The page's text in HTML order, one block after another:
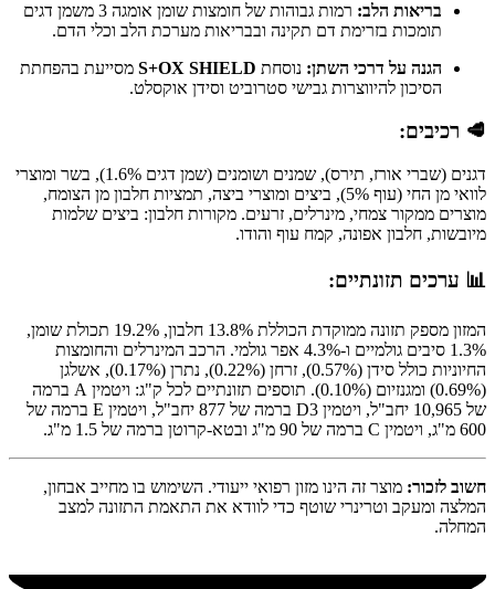
בריאות הלב:
רמות גבוהות של חומצות שומן אומגה 3 משמן דגים
תומכות בזרימת דם תקינה ובבריאות מערכת הלב וכלי הדם.
הגנה על דרכי השתן: נוסחת S+OX SHIELD מסייעת בהפחתת
הסיכון להיווצרות גבישי סטרוביט וסידן אוקסלט.
🥩 רכיבים:
דגנים (שברי אורז, תירס), שמנים ושומנים (שמן דגים 1.6%), בשר ומוצרי
לוואי מן החי (עוף 5%), ביצים ומוצרי ביצה, תמציות חלבון מן הצומח,
מוצרים ממקור צמחי, מינרלים, זרעים. מקורות חלבון: ביצים שלמות
מיובשות, חלבון אפונה, קמח עוף והודו.
📊 ערכים תזונתיים:
המזון מספק תזונה ממוקדת הכוללת 13.8% חלבון, 19.2% תכולת שומן,
1.3% סיבים גולמיים ו-4.3% אפר גולמי. הרכב המינרלים והחומצות
החיוניות כולל סידן (0.57%), זרחן (0.22%), נתרן (0.17%), אשלגן
(0.69%) ומגנזיום (0.10%). תוספים תזונתיים לכל ק"ג: ויטמין A ברמה
של 10,965 יחב"ל, ויטמין D3 ברמה של 877 יחב"ל, ויטמין E ברמה של
600 מ"ג, ויטמין C ברמה של 90 מ"ג ובטא-קרוטן ברמה של 1.5 מ"ג.
חשוב לזכור: מוצר זה הינו מזון רפואי ייעודי. השימוש בו מחייב אבחון,
המלצה ומעקב וטרינרי שוטף כדי לוודא את התאמת התזונה למצב
המחלה.